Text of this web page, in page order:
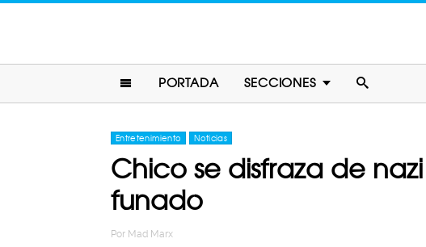
PORTADA SECCIONES
Entretenimiento Noticias
Chico se disfraza de
funado
Por Mad Marx